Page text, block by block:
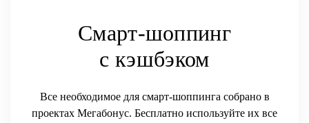
Смарт-шоппинг
скэшбэком
Все необходимое для смарт-шоппинга собрано в
проектах Мегабонус. Бесплатно используйте их все